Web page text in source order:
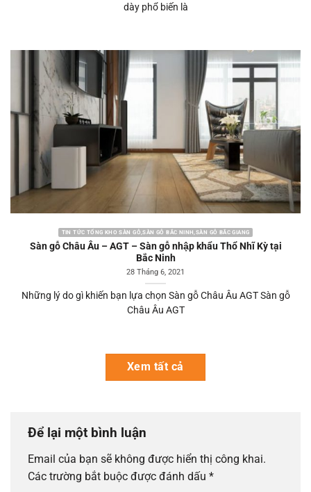
dày phổ biến là
TIN TỨC TỔNG KHO SÀN GỖ,SÀN GỖ BẮC NINH,SÀN GỖ BẮC GIANG
Sàn gỗ Châu Âu – AGT – Sàn gỗ nhập khẩu Thổ Nhĩ Kỳ tại
Bắc Ninh
28 Tháng 6, 2021
Những lý do gì khiến bạn lựa chọn Sàn gỗ Châu Âu AGT Sàn gỗ
Châu Âu AGT
Xem tất cả
Để lại một bình luận
Email của bạn sẽ không được hiển thị công khai.
Các trường bắt buộc được đánh dấu *